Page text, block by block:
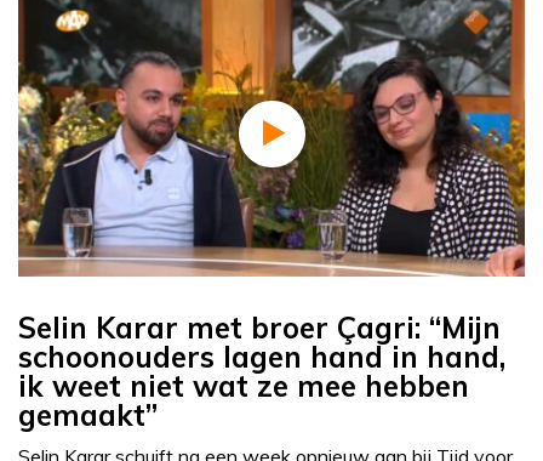
Selin Karar met broer Çagri: “Mijn
schoonouders lagen hand in hand,
ik weet niet wat ze mee hebben
gemaakt”